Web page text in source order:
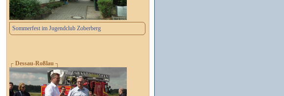
Sommerfest im Jugendclub Zoberberg
┌ Dessau-Roßlau ┐